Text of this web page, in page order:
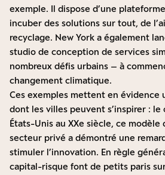
exemple. Il dispose d’une
incuber des solutions sur tout, de
recyclage. New York a également
studio de conception de services
nombreux défis urbains – à
changement climatique.
Ces exemples mettent en évidence
dont les villes peuvent s’inspirer :
États-Unis au XXe siècle, ce modèle
secteur privé a démontré une
stimuler l’innovation. En règle
capital-risque font de petits paris